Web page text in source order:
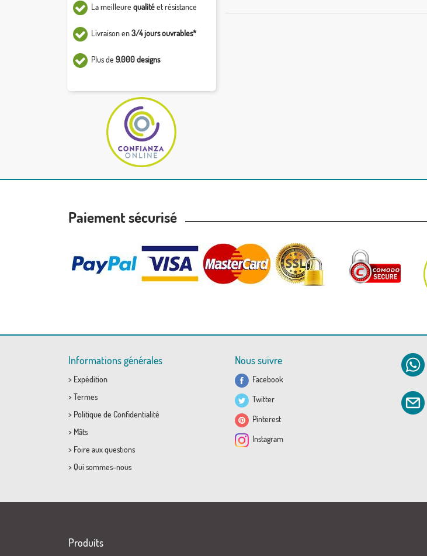
La meilleure qualitéet résistance
Livraison en3/4 jours ouvrables*
Plus de 9.000 designs
Paiement sécurisé
Informations générales
> Expédition
> Termes
> Politique de Confidentialité
> Mâts
> Foire aux questions
> Qui sommes-nous
Nous suivre
Facebook
Twitter
Pinterest
Instagram
Produits